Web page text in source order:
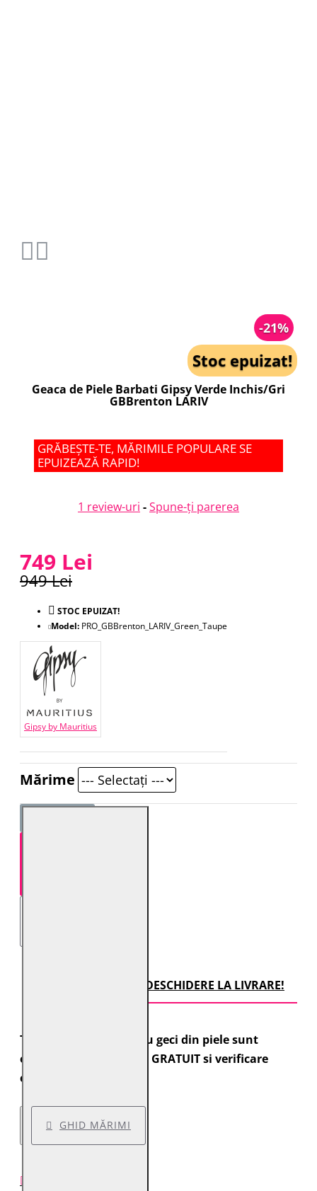
-21%
Stoc epuizat!
Geaca de Piele Barbati Gipsy Verde Inchis/Gri
GBBrenton LARIV
GRĂBEȘTE-TE, MĂRIMILE POPULARE SE
EPUIZEAZĂ RAPID!
1 review-uri -Spune-ţi parerea
749 Lei
949 Lei
STOC EPUIZAT!
Model: PRO_GBBrenton_LARIV_Green_Taupe
Gipsy by Mauritius
Mărime
TRANSPORT CU DESCHIDERE LA LIVRARE!
Toate comenzile pentru geci din piele sunt
expediate cu transport GRATUIT si verificare
colet.
GHID MĂRIMI